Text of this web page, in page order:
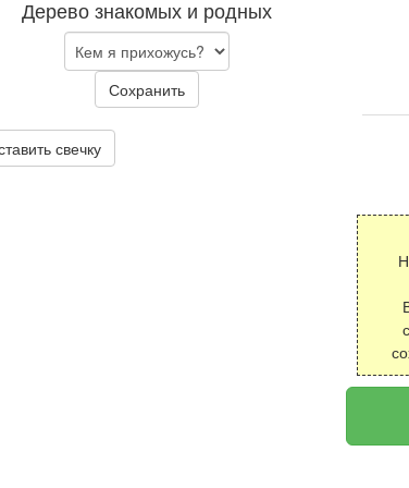
Дерево знакомых и родных
Сохранить
свечку